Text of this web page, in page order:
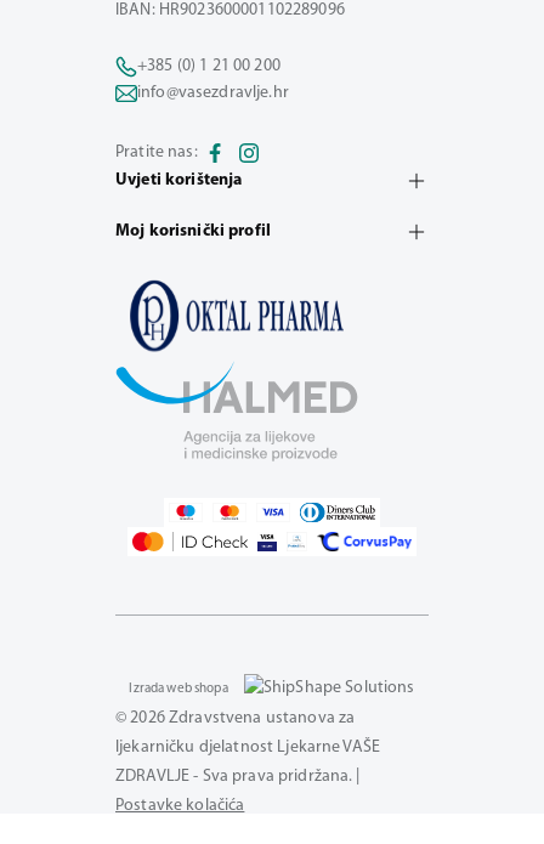
IBAN: HR9023600001102289096
+385 (0) 1 21 00 200
info@vasezdravlje.hr
Pratite nas:
Uvjeti korištenja
Moj korisnički profil
© 2026 Zdravstvena ustanova za
ljekarničku djelatnost Ljekarne VAŠE
ZDRAVLJE - Sva prava pridržana. |
Postavke kolačića
Izrada web shopa